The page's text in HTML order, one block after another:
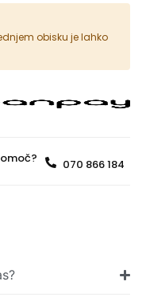
obisku je lahko
070 866 184